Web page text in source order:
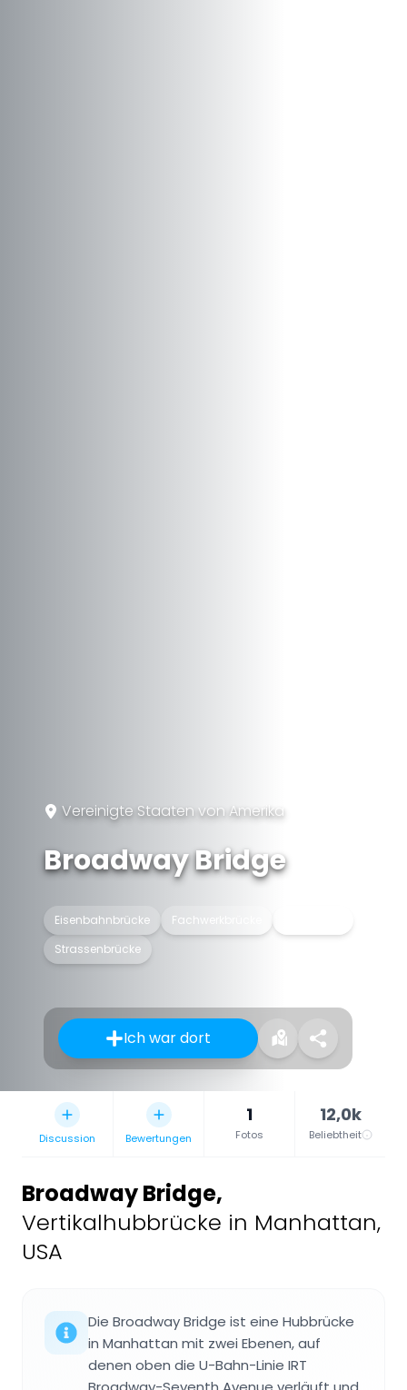
Vereinigte Staaten von Amerika
Broadway Bridge
Eisenbahnbrücke Fachwerkbrücke
Strassenbrücke
Ich war dort
Discussion Bewertungen
1
Fotos
12,0k
Beliebtheit
Broadway Bridge,
Vertikalhubbrücke in Manhattan,
USA
Die Broadway Bridge ist eine Hubbrücke
in Manhattan mit zwei Ebenen, auf
denen oben die U-Bahn-Linie IRT